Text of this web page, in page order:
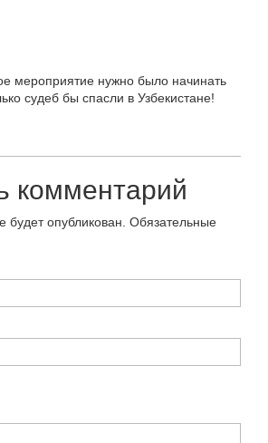
мероприятие нужно было начинать
судеб бы спасли в Узбекистане!
комментарий
опубликован. Обязательные